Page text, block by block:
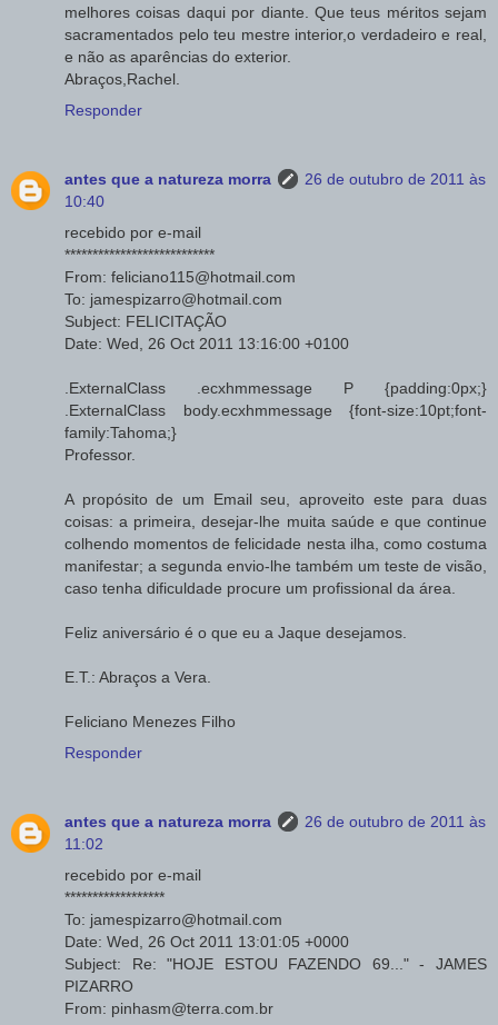
melhores coisas daqui por diante. Que teus méritos sejam
sacramentados pelo teu mestre interior,o verdadeiro e real,
e não as aparências do exterior.
Abraços,Rachel.
Responder
antes que a natureza morra
26 de outubro de 2011 às
10:40
recebido por e-mail
***************************
From: feliciano115@hotmail.com
To: jamespizarro@hotmail.com
Subject: FELICITAÇÃO
Date: Wed, 26 Oct 2011 13:16:00 +0100
.ExternalClass .ecxhmmessage P {padding:0px;}
.ExternalClass body.ecxhmmessage {font-size:10pt;font-
family:Tahoma;}
Professor.
A propósito de um Email seu, aproveito este para duas
coisas: a primeira, desejar-lhe muita saúde e que continue
colhendo momentos de felicidade nesta ilha, como costuma
manifestar; a segunda envio-lhe também um teste de visão,
caso tenha dificuldade procure um profissional da área.
Feliz aniversário é o que eu a Jaque desejamos.
E.T.: Abraços a Vera.
Feliciano Menezes Filho
Responder
antes que a natureza morra
26 de outubro de 2011 às
11:02
recebido por e-mail
******************
To: jamespizarro@hotmail.com
Date: Wed, 26 Oct 2011 13:01:05 +0000
Subject: Re: "HOJE ESTOU FAZENDO 69..." - JAMES
PIZARRO
From: pinhasm@terra.com.br